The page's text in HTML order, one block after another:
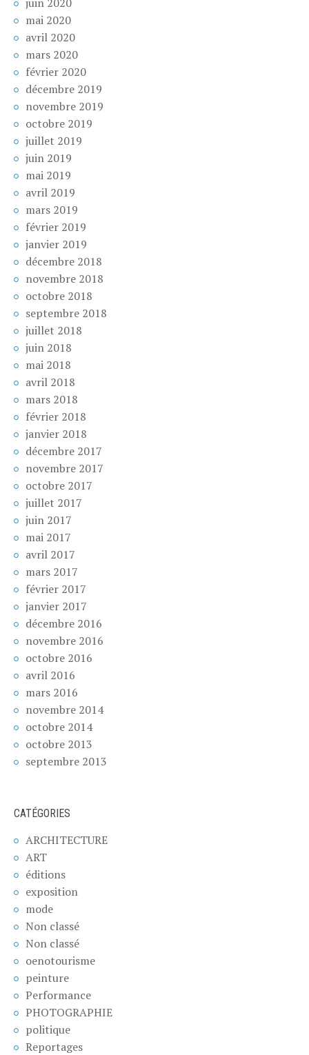
mai 2020
avril 2020
mars 2020
février 2020
décembre 2019
novembre 2019
octobre 2019
juillet 2019
juin 2019
mai 2019
avril 2019
mars 2019
février 2019
janvier 2019
décembre 2018
novembre 2018
octobre 2018
septembre 2018
juillet 2018
juin 2018
mai 2018
avril 2018
mars 2018
février 2018
janvier 2018
décembre 2017
novembre 2017
octobre 2017
juillet 2017
juin 2017
mai 2017
avril 2017
mars 2017
février 2017
janvier 2017
décembre 2016
novembre 2016
octobre 2016
avril 2016
mars 2016
novembre 2014
octobre 2014
octobre 2013
septembre 2013
CATÉGORIES
ARCHITECTURE
ART
éditions
exposition
mode
Non classé
Non classé
oenotourisme
peinture
Performance
PHOTOGRAPHIE
politique
Reportages